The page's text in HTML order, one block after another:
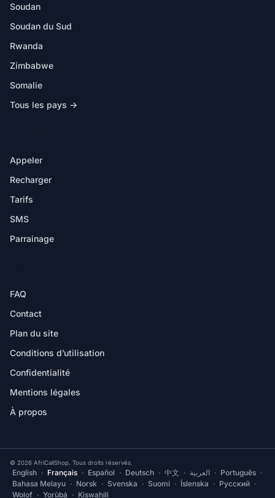
Soudan
Soudan du Sud
Rwanda
Zimbabwe
Somalie
Tous les pays →
Appeler
Recharger
Tarifs
SMS
Parrainage
FAQ
Contact
Plan du site
Conditions d’utilisation
Confidentialité
Mentions légales
À propos
© 2026 AfriCallShop. Tous droits réservés.
English · Français · Español · Deutsch · 中文 · العربية · Português ·
Bahasa Melayu · Norsk · Svenska · Suomi · Íslenska · Русский ·
Wolof · Yorùbá · Kiswahili